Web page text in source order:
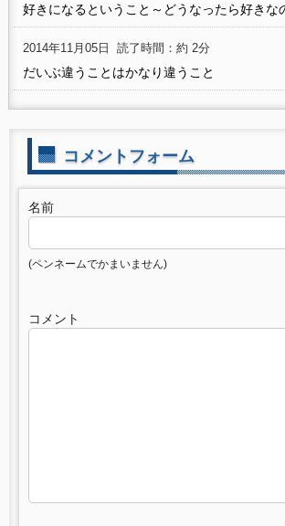
好きになるということ～どうなったら好きな
2014年11月05日 読了時間：約 2分
だいぶ違うことはかなり違うこと
コメントフォーム
名前
(ペンネームでかまいません)
コメント